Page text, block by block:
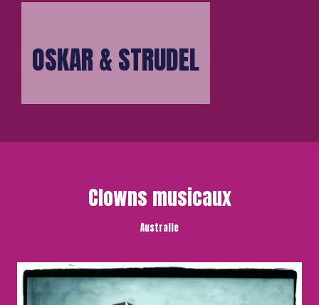
OSKAR & STRUDEL
Clowns musicaux
Australie